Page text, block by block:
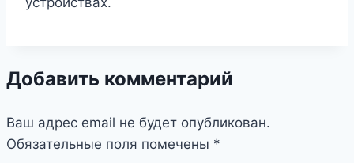
Добавить комментарий
Ваш адрес email не будет опубликован.
Обязательные поля помечены *